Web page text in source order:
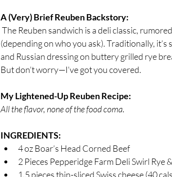
A (Very) Brief Reuben Backstory:
The Reuben sandwich is a deli classic,
(depending on who you ask). Traditionally,
and Russian dressing on buttery grilled rye
But don’t worry—I’ve got you covered.
My Lightened-Up Reuben Recipe:
All the flavor, none of the food coma.
INGREDIENTS:
4 oz Boar’s Head Corned Beef
2 Pieces Pepperidge Farm Deli Swirl Rye
1.5 pieces thin-sliced Swiss cheese (40